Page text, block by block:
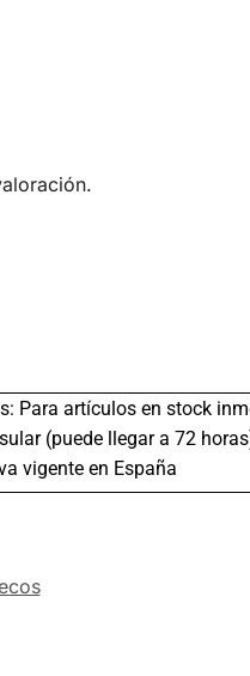
Para artículos en stock
(puede llegar a 72
vigente en España